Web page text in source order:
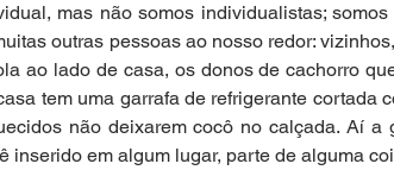
mas não somos individualistas;
outras pessoas ao nosso redor:
ao lado de casa, os donos de cachorro
tem uma garrafa de refrigerante cortada
não deixarem cocô no calçada. Aí a
inserido em algum lugar, parte de alguma